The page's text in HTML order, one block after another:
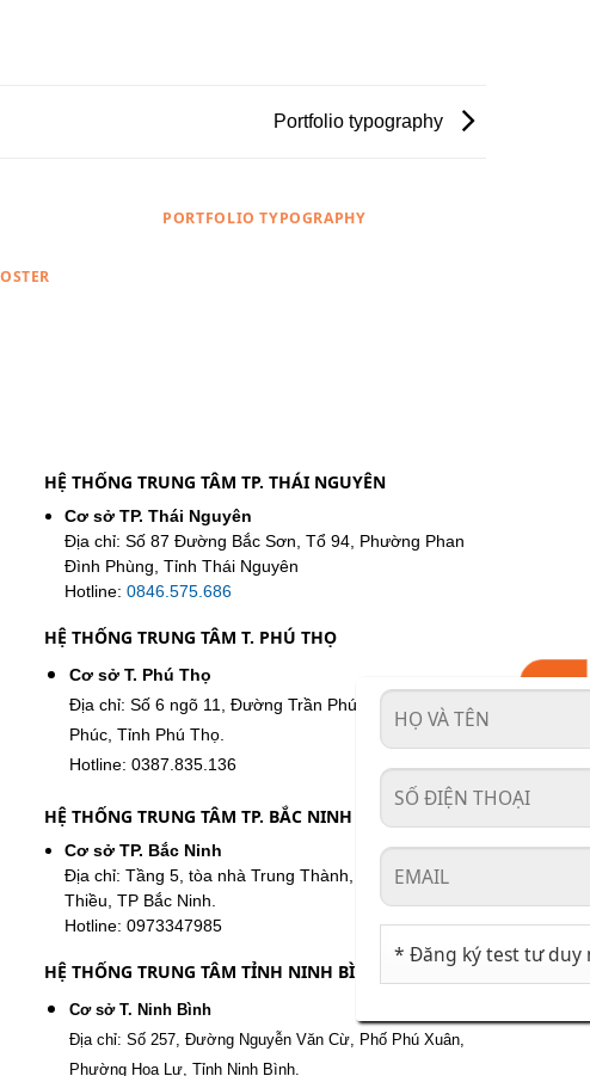
Portfolio typography
PORTFOLIO TYPOGRAPHY
HỆ THỐNG TRUNG TÂM TP. THÁI NGUYÊN
Cơ sở TP. Thái Nguyên
Địa chỉ: Số 87 Đường Bắc Sơn, Tổ 94, Phường Phan
Đình Phùng, Tỉnh Thái Nguyên
Hotline: 0846.575.686
HỆ THỐNG TRUNG TÂM T. PHÚ THỌ
Cơ sở T. Phú Thọ
Địa chỉ: Số 6 ngõ 11, Đường Trần Phú, Phường Vĩnh
Phúc, Tỉnh Phú Thọ.
Hotline: 0387.835.136
HỆ THỐNG TRUNG TÂM TP. BẮC NINH
Cơ sở TP. Bắc Ninh
Địa chỉ: Tầng 5, tòa nhà Trung Thành, 173 Nguyễn Gia
Thiều, TP Bắc Ninh.
Hotline: 0973347985
HỆ THỐNG TRUNG TÂM TỈNH NINH BÌNH
Cơ sở T. Ninh Bình
Địa chỉ: Số 257, Đường Nguyễn Văn Cừ, Phố Phú Xuân,
Phường Hoa Lư, Tỉnh Ninh Bình.